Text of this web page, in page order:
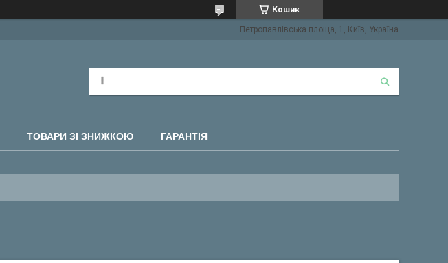
Кошик
Петропавлівська площа, 1, Київ, Україна
ТОВАРИ ЗІ ЗНИЖКОЮ ГАРАНТІЯ